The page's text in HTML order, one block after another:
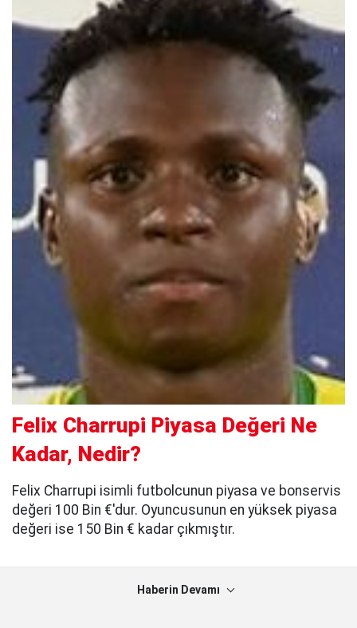
Felix Charrupi Piyasa Değeri Ne
Kadar, Nedir?
Felix Charrupi isimli futbolcunun piyasa ve bonservis
değeri 100 Bin €'dur. Oyuncusunun en yüksek piyasa
değeri ise 150 Bin € kadar çıkmıştır.
Haberin Devamı